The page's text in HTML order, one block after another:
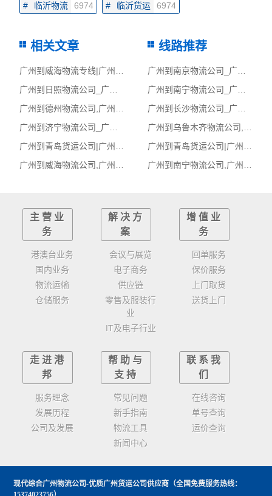
# 临沂物流 6974 # 临沂货运 6974
相关文章 线路推荐
主营业
务
港澳台业务
国内业务
物流运输
仓储服务
解决方
案
会议与展览
电子商务
供应链
零售及服装行
业
IT及电子行业
增值业
务
回单服务
保价服务
上门取货
送货上门
走进港
邦
服务理念
发展历程
公司及发展
帮助与
支持
常见问题
新手指南
物流工具
新闻中心
联系我
们
在线咨询
单号查询
运价查询
现代综合广州物流公司-优质广州货运公司供应商 （全国免费服务热线：